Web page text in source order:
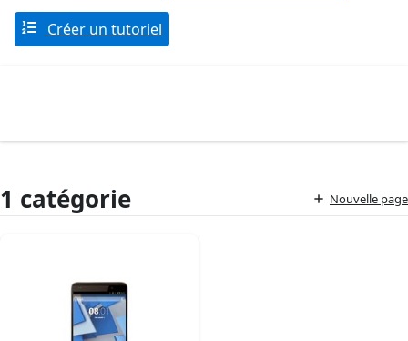
Créer un tutoriel
1 catégorie Nouvelle page